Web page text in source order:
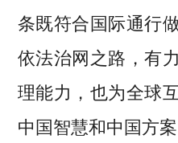
条既符合国际通行
依法治网之路，有
理能力，也为全球
中国智慧和中国方案